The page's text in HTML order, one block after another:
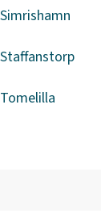
Simrishamn
Staffanstorp
Tomelilla